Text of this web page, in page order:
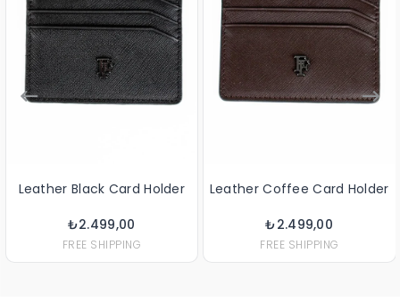
Leather Black Card Holder
₺2.499,00
FREE SHIPPING
Leather Coffee Card Holder
₺2.499,00
FREE SHIPPING